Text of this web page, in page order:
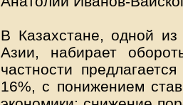
В Казахстане, одной
Азии, набирает
частности
16%, с понижением